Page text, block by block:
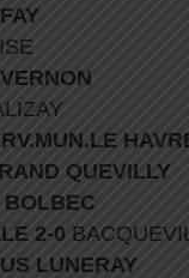
QUEVILLY
BOLBEC
2-0
LUNERAY